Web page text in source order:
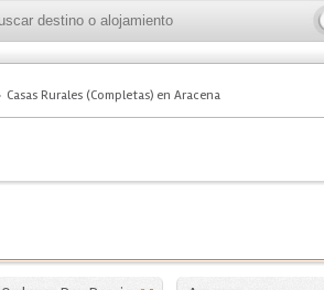
Casas Rurales (Completas) en Aracena